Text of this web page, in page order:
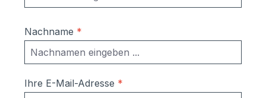
Nachname *
Ihre E-Mail-Adresse *